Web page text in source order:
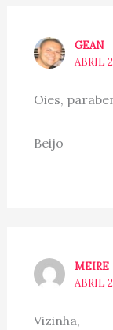
GEAN
ABRIL
Oies,
Beijo
MEIRE
ABRIL
Vizinha,